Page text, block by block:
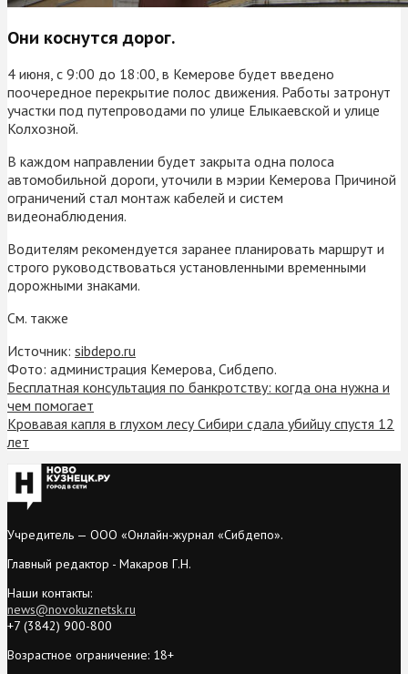
Они коснутся дорог.
4 июня, с 9:00 до 18:00, в Кемерове будет введено
поочередное перекрытие полос движения. Работы затронут
участки под путепроводами по улице Елыкаевской и улице
Колхозной.
В каждом направлении будет закрыта одна полоса
автомобильной дороги, уточили в мэрии Кемерова Причиной
ограничений стал монтаж кабелей и систем
видеонаблюдения.
Водителям рекомендуется заранее планировать маршрут и
строго руководствоваться установленными временными
дорожными знаками.
См. также
Источник: sibdepo.ru
Фото: администрация Кемерова, Сибдепо.
Бесплатная консультация по банкротству: когда она нужна и
чем помогает
Кровавая капля в глухом лесу Сибири сдала убийцу спустя 12
лет
Учредитель — ООО «Онлайн-журнал «Сибдепо».
Главный редактор - Макаров Г.Н.
Наши контакты:
news@novokuznetsk.ru
+7 (3842) 900-800
Возрастное ограничение: 18+